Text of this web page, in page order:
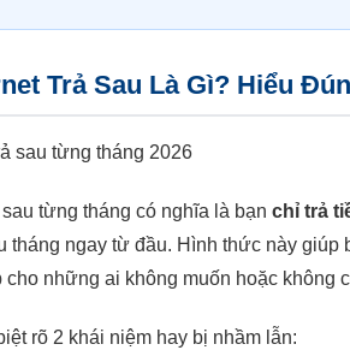
Trả Sau Là Gì? Hiểu
từng tháng có nghĩa là bạn chỉ trả
tháng ngay từ đầu. Hình thức này giúp
những ai không muốn hoặc không
rõ 2 khái niệm hay bị nhầm lẫn: